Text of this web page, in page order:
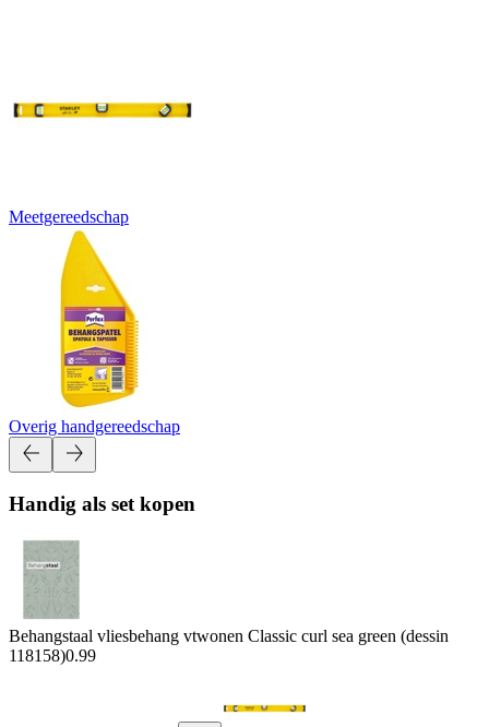
Meetgereedschap
Overig handgereedschap
Handig als set kopen
Behangstaal vliesbehang vtwonen Classic curl sea green (dessin
118158)0.99